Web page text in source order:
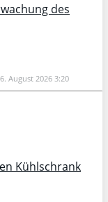
des
August 2026 3:20
Kühlschrank